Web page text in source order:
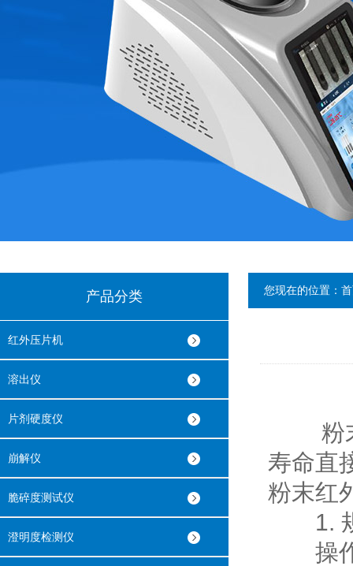
产品分类
红外压片机
溶出仪
片剂硬度仪
崩解仪
脆碎度测试仪
澄明度检测仪
您现在的位置：
粉末
寿命直
粉末红
1. 规
操作